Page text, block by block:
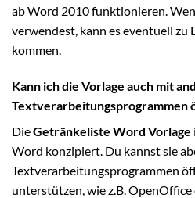
ab Word 2010 funktionieren.
verwendest, kann es eventuell
kommen.
Kann ich die Vorlage auch mit
Textverarbeitungsprogrammen
DieGetränkeliste Word Vorlage
Word konzipiert. Du kannst sie
Textverarbeitungsprogrammen
unterstützen, wie z.B.